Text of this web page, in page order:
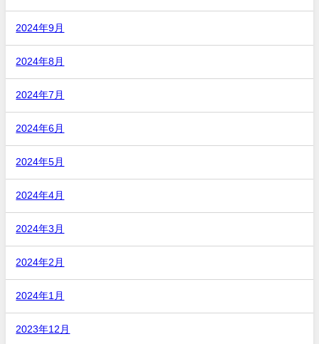
2024年9月
2024年8月
2024年7月
2024年6月
2024年5月
2024年4月
2024年3月
2024年2月
2024年1月
2023年12月